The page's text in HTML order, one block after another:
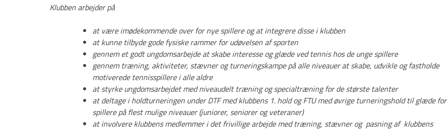
Træning – tider og priser 2026
Opslagstavle og Events!
Junior i TPI Tennis og Padel
60+ i TPI Tennis og Padel
Klubben arbejder på
at være imødekommende over for nye spillere og at integrere disse i klubben
at kunne tilbyde gode fysiske rammer for udøvelsen af sporten
gennem et godt ungdomsarbejde at skabe interesse og glæde ved tennis hos de unge spillere
gennem træning, aktiviteter, stævner og turneringskampe på alle niveauer at skabe, udvikle og fastholde
motiverede tennisspillere i alle aldre
at styrke ungdomsarbejdet med niveaudelt træning og specialtræning for de største talenter
at deltage i holdturneringen under DTF med klubbens 1. hold og FTU med øvrige turneringshold til glæde for
spillere på flest mulige niveauer (juniorer, seniorer og veteraner)
at involvere klubbens medlemmer i det frivillige arbejde med træning, stævner og pasning af klubbens